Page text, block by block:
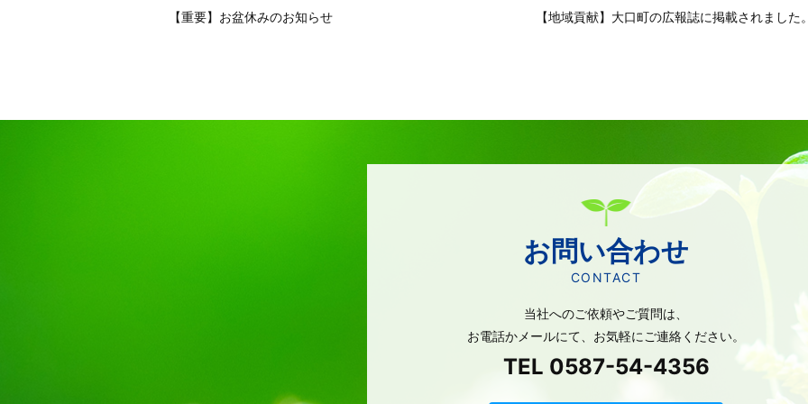
【重要】お盆休みのお知らせ 【地域貢献】大口町の広報誌に掲載されました
お問い合わせ
CONTACT
当社へのご依頼やご質問は、
お電話かメールにて、 お気軽にご連絡ください。
TEL 0587-54-4356